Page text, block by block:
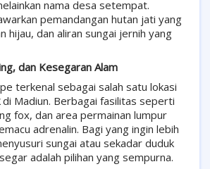
nama desa setempat.
pemandangan hutan jati yang
hijau, dan aliran sungai jernih yang
dan Kesegaran Alam
terkenal sebagai salah satu lokasi
di Madiun. Berbagai fasilitas seperti
fox, dan area permainan lumpur
adrenalin. Bagi yang ingin lebih
sungai atau sekadar duduk
adalah pilihan yang sempurna.